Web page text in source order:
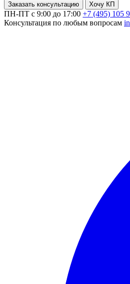
Заказать консультацию Хочу КП
ПН-ПТ с 9:00 до 17:00 +7 (495) 105
Консультация по любым вопросам